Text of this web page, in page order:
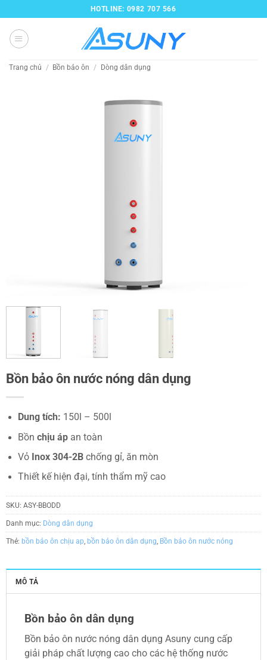
qua
nội
dung
HOTLINE: 0982 707 566
Trang chủ / Bồn bảo ôn / Dòng dân dụng
Bồn bảo ôn nước nóng dân dụng
Dung tích: 150l – 500l
Bồn chịu ápan toàn
Vỏ Inox 304-2Bchống gỉ, ăn mòn
Thiết kế hiện đại, tính thẩm mỹ cao
SKU: ASY-BBODD
Danh mục: Dòng dân dụng
Thẻ: bồn bảo ôn chịu ap, bồn bảo ôn dân dụng, Bồn bảo ôn nước nóng
MÔ TẢ
Bồn bảo ôn dân dụng
Bồn bảo ôn nước nóng dân dụng Asuny cung cấp
giải pháp chất lượng cao cho các hệ thống nước